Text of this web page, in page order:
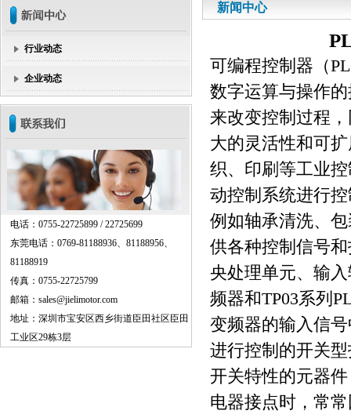
行业动态
企业动态
电话：0755-22725899 / 22725699
东莞电话：0769-81188936、81188956、
81188919
传真：0755-22725799
邮箱：sales@jielimotor.com
地址：深圳市宝安区西乡街道臣田社区臣田
工业区29栋3层
新闻中心
可编程控制器（
数字运算与操作
来改变控制过程
大的灵活性和可
织、印刷等工业
动控制系统进行
例如轴承清洗、
供各种控制信号
央处理单元、输
频器和TP03系列
变频器的输入信
进行控制的开关
开关特性的元器
电器接点时，常